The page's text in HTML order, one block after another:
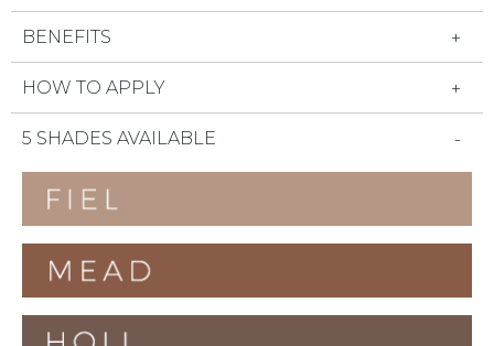
BENEFITS
HOW TO APPLY
5 SHADES AVAILABLE